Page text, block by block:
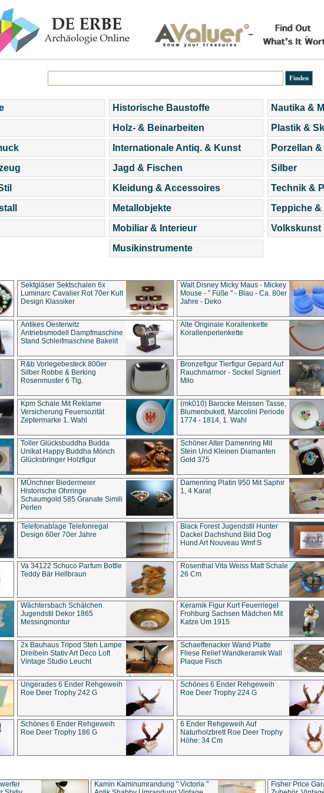
Historische Baustoffe
Holz- & Beinarbeiten
Internationale Antiq. & Kunst
Jagd & Fischen
Kleidung & Accessoires
Metallobjekte
Mobiliar & Interieur
Musikinstrumente
Nautika &
Plastik &
Porzellan
Silber
Technik &
Teppiche &
Volkskunst
Sektgläser Sektschalen 6x
Luminarc Cavalier Rot 70er Kult
Design Klassiker
Walt Disney Micky Maus - Mickey
Mouse - " Füße " - Blau - Ca. 80er
Jahre - Deko
Antikes Oesterwitz
Antriebsmodell Dampfmaschine
Stand Schleifmaschine Bakelit
Alte Originale Korallenkette
Korallenperlenkette
R&b Vorlegebesteck 800er
Silber Robbe & Berking
Rosenmuster 6 Tlg.
Bronzefigur Tierfigur Gepard Auf
Rauchmarmor - Sockel Signiert
Milo
Kpm Schale Mit Reklame
Versicherung Feuersozität
Zeptermarke 1. Wahl
(mk010) Barocke Meissen Tasse,
Blumenbukett, Marcolini Periode
1774 - 1814, 1. Wahl
Toller Glücksbuddha Budda
Unikat Happy Buddha Mönch
Glücksbringer Holzfigur
Schöner Alter Damenring Mit
Stein Und Kleinen Diamanten
Gold 375
MÜnchner Biedermeier
Historische Ohrringe
Schaumgold 585 Granate Simili
Perlen
Damenring Platin 950 Mit Saphir
1, 4 Karat
Telefonablage Telefonregal
Design 60er 70er Jahre
Black Forest Jugendstil Hunter
Dackel Dachshund Bild Dog
Hund Art Nouveau Wmf S
Va 34122 Schuco Parfum Bottle
Teddy Bär Hellbraun
Rosenthal Vita Weiss Matt Schale
26 Cm
Wächtersbach Schälchen
Jugendstil Dekor 1865
Messingmontur
Keramik Figur Kurt Feuerriegel
Frohburg Sachsen Mädchen Mit
Katze Um 1915
2x Bauhaus Tripod Steh Lampe
Dreibein Stativ Art Deco Loft
Vintage Studio Leucht
Schaeffenacker Wand Platte
Fliese Relief Wandkeramik Wall
Plaque Fisch
Ungerades 6 Ender Rehgeweih
Roe Deer Trophy 242 G
Schönes 6 Ender Rehgeweih
Roe Deer Trophy 224 G
Schönes 6 Ender Rehgeweih
Roe Deer Trophy 186 G
6 Ender Rehgeweih Auf
Naturholzbrett Roe Deer Trophy
Höhe: 34 Cm
Kamin Kaminumrandung " Victoria "
Fisher Price